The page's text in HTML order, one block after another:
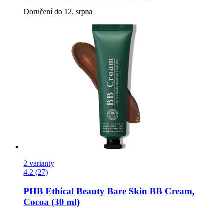
Doručení do 12. srpna
2 varianty
4.2 (27)
PHB Ethical Beauty Bare Skin BB Cream,
Cocoa (30 ml)